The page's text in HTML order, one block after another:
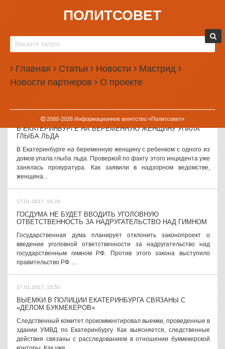
ПОЛИТСОВЕТ
Главная Статьи Новости Мастрид
Новости партнеров О проекте
2000-2026Информационное агентство «Политсовет»
17.01.2017, 17:46
ПАТРИАРХ КИРИЛЛ ОТМЕНИЛ ВСЕ БОГОСЛУЖЕНИЯ И
ВСТРЕЧИ ИЗ-ЗА БОЛЕЗНИ
Патриарх Кирилл отменил все намеченные на ближайшее время
богослужения, в том числе и приуроченные к празднику Крещения.
В РПЦ утверждают, что патриарх простыл. Об отмене
богослужений Кирилла...
17.01.2017, 17:17
В ЕКАТЕРИНБУРГЕ НА БЕРЕМЕННУЮ ЖЕНЩИНУ УПАЛА
ГЛЫБА ЛЬДА
В Екатеринбурге на беременную женщину с ребенком с одного из
домов упала глыба льда. Проверкой по факту этого инцидента уже
занялась прокуратура. Как заявили в надзорном ведомстве,
женщина...
17.01.2017, 16:24
ГОСДУМА НЕ БУДЕТ ВВОДИТЬ УГОЛОВНУЮ
ОТВЕТСТВЕННОСТЬ ЗА НАДРУГАТЕЛЬСТВО НАД ГИМНОМ
Государственная дума планирует отклонить законопроект о
введении уголовной ответственности за надругательство над
государственным гимном РФ. Против этого закона выступило
правительство РФ. ...
17.01.2017, 15:50
ВЫЕМКИ В ПОЛИЦИИ ЕКАТЕРИНБУРГА СВЯЗАНЫ С
«ДЕЛОМ БУКМЕКЕРОВ»
Следственный комитет прокомментировал выемки, проведенные в
здании УМВД по Екатеринбургу. Как выясняется, следственные
действия связаны с расследованием в отношении букмекерской